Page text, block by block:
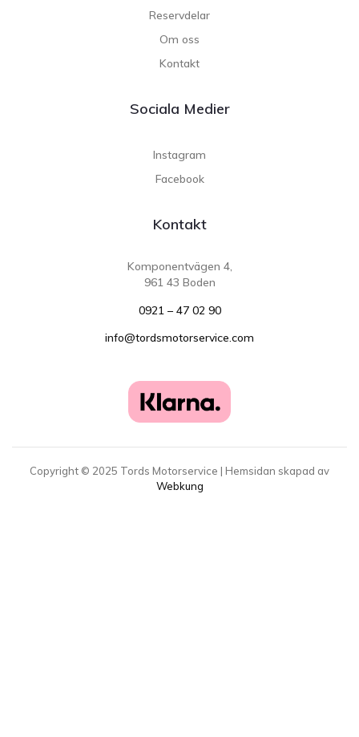
Reservdelar
Om oss
Kontakt
Sociala Medier
Instagram
Facebook
Kontakt
Komponentvägen 4,
961 43 Boden
0921 – 47 02 90
info@tordsmotorservice.com
Copyright © 2025 Tords Motorservice | Hemsidan skapad av
Webkung